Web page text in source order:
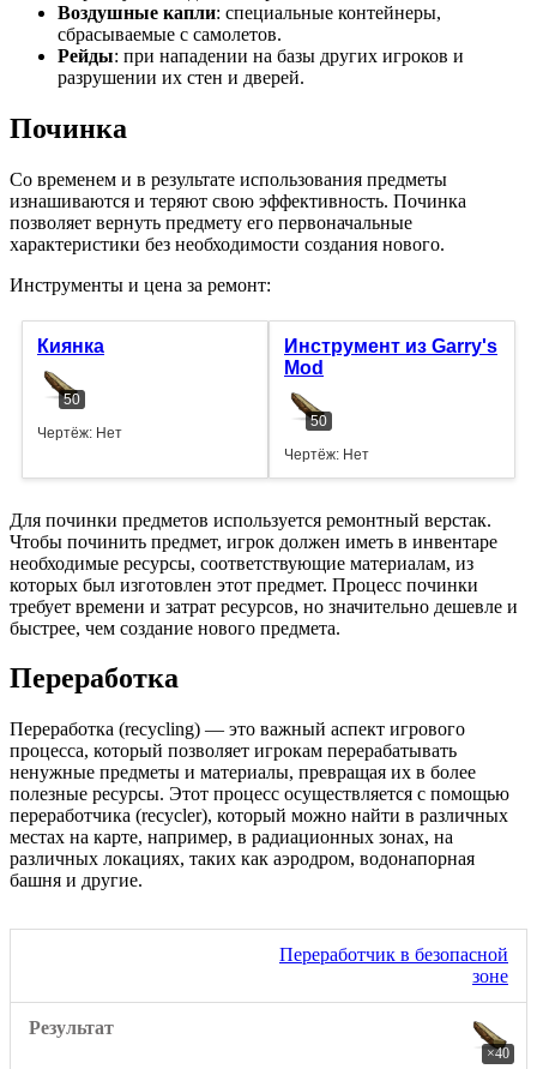
Воздушные капли: специальные контейнеры,
сбрасываемые с самолетов.
Рейды: при нападении на базы других игроков и
разрушении их стен и дверей.
Починка
Со временем и в результате использования предметы
изнашиваются и теряют свою эффективность. Починка
позволяет вернуть предмету его первоначальные
характеристики без необходимости создания нового.
Инструменты и цена за ремонт:
Киянка
50
Чертёж: Нет
Инструмент из Garry's
Mod
50
Чертёж: Нет
Для починки предметов используется ремонтный верстак.
Чтобы починить предмет, игрок должен иметь в инвентаре
необходимые ресурсы, соответствующие материалам, из
которых был изготовлен этот предмет. Процесс починки
требует времени и затрат ресурсов, но значительно дешевле и
быстрее, чем создание нового предмета.
Переработка
Переработка (recycling) — это важный аспект игрового
процесса, который позволяет игрокам перерабатывать
ненужные предметы и материалы, превращая их в более
полезные ресурсы. Этот процесс осуществляется с помощью
переработчика (recycler), который можно найти в различных
местах на карте, например, в радиационных зонах, на
различных локациях, таких как аэродром, водонапорная
башня и другие.
Переработчик в безопасной
зоне
×40